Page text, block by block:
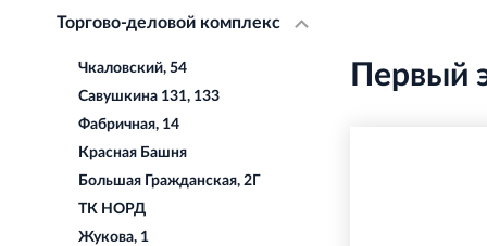
Торгово-деловой комплекс
Чкаловский, 54
Савушкина 131, 133
Фабричная, 14
Красная Башня
Большая Гражданская, 2Г
ТК НОРД
Жукова, 1
Первый